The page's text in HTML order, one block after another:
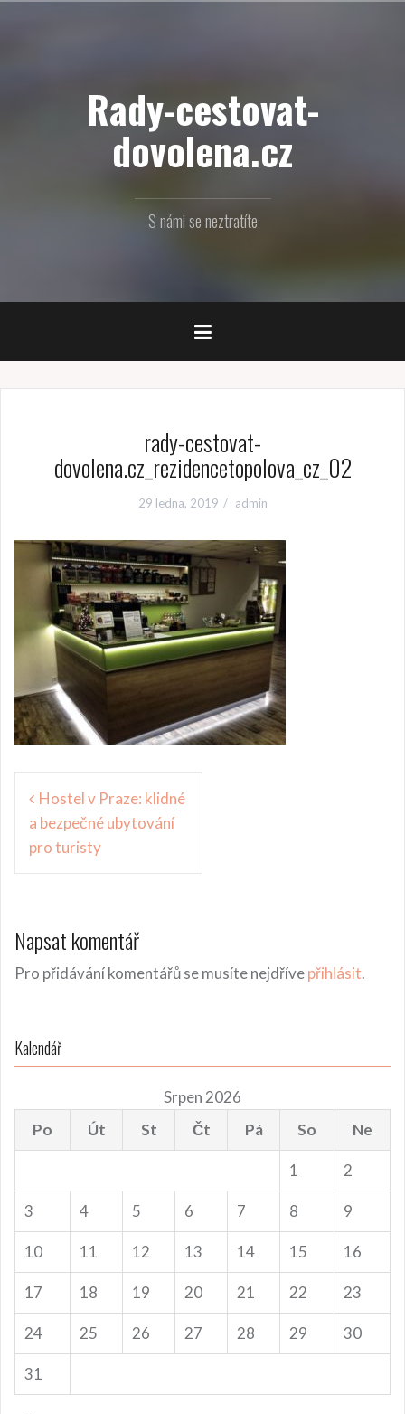
Rady-cestovat-
dovolena.cz
S námi se neztratíte
rady-cestovat-
dovolena.cz_rezidencetopolova_cz_02
29 ledna, 2019 admin
Navigace
pro
příspěvek
Hostel v Praze: klidné
a bezpečné ubytování
pro turisty
Napsat komentář
Pro přidávání komentářů se musíte nejdřívepřihlásit.
Kalendář
Srpen 2026
Po
Út St Čt Pá So Ne
1 2
3 4 5 6 7 8 9
10 11 12 13 14 15 16
17 18 19 20 21 22 23
24 25 26 27 28 29 30
31